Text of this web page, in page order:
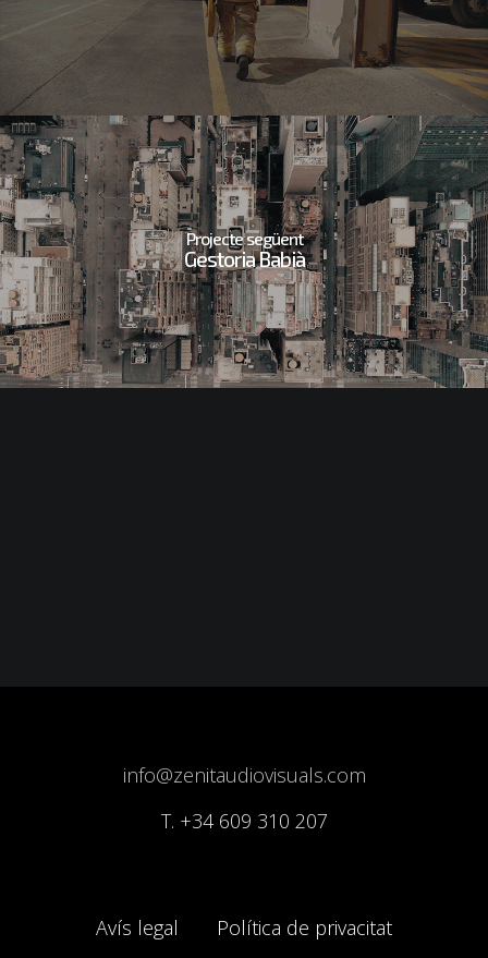
Projecte següent
Gestoria Babià
info@zenitaudiovisuals.com
T. +34 609 310 207
Avís legal Política de privacitat